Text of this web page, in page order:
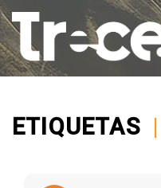
Saltar
al
contenido
ETIQUETAS |